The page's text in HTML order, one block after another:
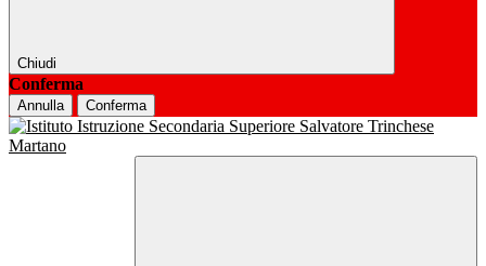
Chiudi
Conferma
Annulla Conferma